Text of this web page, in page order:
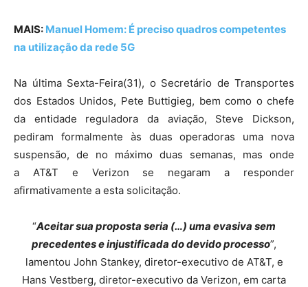
MAIS: Manuel Homem: É preciso quadros competentes
na utilização da rede 5G
Na última Sexta-Feira(31), o Secretário de Transportes
dos Estados Unidos, Pete Buttigieg, bem como o chefe
da entidade reguladora da aviação, Steve Dickson,
pediram formalmente às duas operadoras uma nova
suspensão, de no máximo duas semanas, mas onde
a AT&T e Verizon se negaram a responder
afirmativamente a esta solicitação.
“Aceitar sua proposta seria (…) uma evasiva sem
precedentes e injustificada do devido processo”,
lamentou John Stankey, diretor-executivo de AT&T, e
Hans Vestberg, diretor-executivo da Verizon, em carta